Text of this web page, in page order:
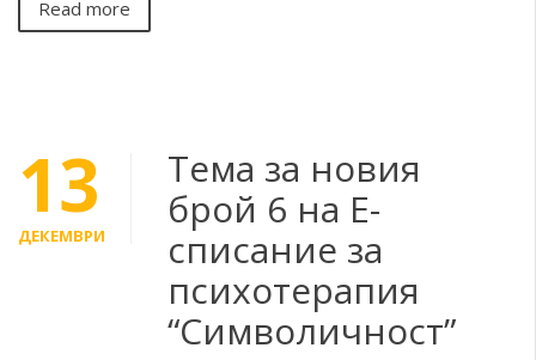
Read more
13
ДЕКЕМВРИ
Тема за новия
брой 6 на Е-
списание за
психотерапия
“Символичност”